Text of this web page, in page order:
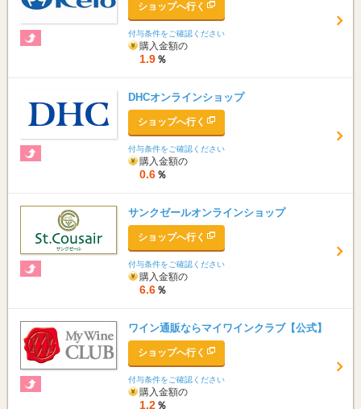
ショップへ行く
付与条件をご確認ください
購入金額の
1.9 ％
DHCオンラインショップ
ショップへ行く
付与条件をご確認ください
購入金額の
0.6 ％
サンクゼールオンラインショップ
ショップへ行く
付与条件をご確認ください
購入金額の
6.6 ％
ワイン通販ならマイワインクラブ【公式】
ショップへ行く
付与条件をご確認ください
購入金額の
1.2 ％